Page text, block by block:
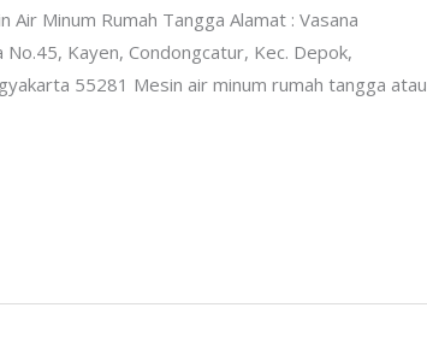
Minum Rumah Tangga Alamat : Vasana
Kayen, Condongcatur, Kec. Depok,
55281 Mesin air minum rumah tangga atau